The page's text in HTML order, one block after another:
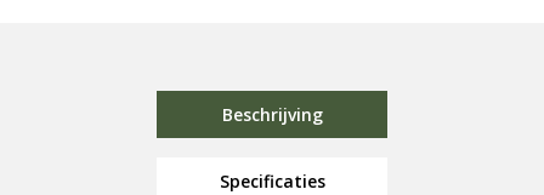
Beschrijving
Specificaties